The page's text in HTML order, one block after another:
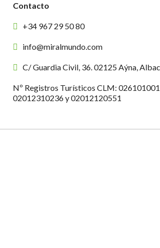
Contacto
+34 967 29 50 80
info@miralmundo.com
C/ Guardia Civil, 36. 02125 Aýna,
Nº Registros Turísticos CLM:
02012310236 y 02012120551